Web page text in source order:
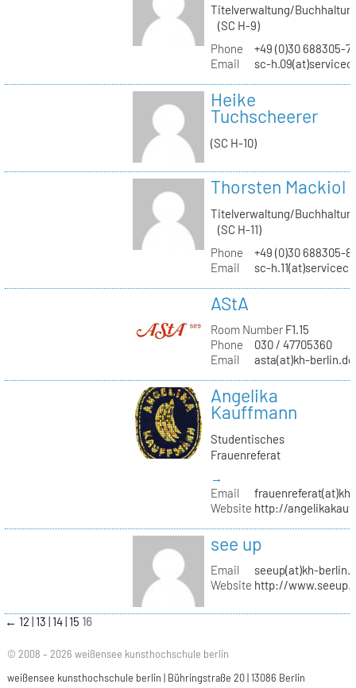
Titelverwaltung/
(SC H-9)
Phone
+49 (0)30 688305-
Email
sc-
Heike
Tuchscheerer
(SC H-10)
Thorsten Mackiol
Titelverwaltung/
(SC H-11)
Phone
+49 (0)30 688305-
Email
sc-
AStA
Room NumberF1.15
Phone
030 / 47705360
Email
asta(at)kh-berlin.de
Angelika
Kauffmann
Studentisches
Frauenreferat
→
Email
Website http://
see up
Email
seeup(at)kh-
Website http://
← 12 13 14 15 16
© 2008 – 2026 weißensee kunsthochschule berlin
weißensee kunsthochschule berlin | Bühringstraße 20 | 13086 Berlin